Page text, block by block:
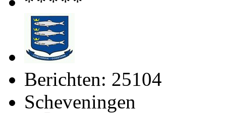
Berichten: 25104
Scheveningen